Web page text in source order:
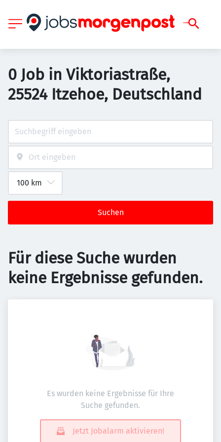
0 Job in Viktoriastraße,
25524 Itzehoe, Deutschland
Suchen
Für diese Suche wurden
keine Ergebnisse gefunden.
Es wurden keine Ergebnisse für Ihre
Suche gefunden.
Jetzt Jobalarm aktivieren!